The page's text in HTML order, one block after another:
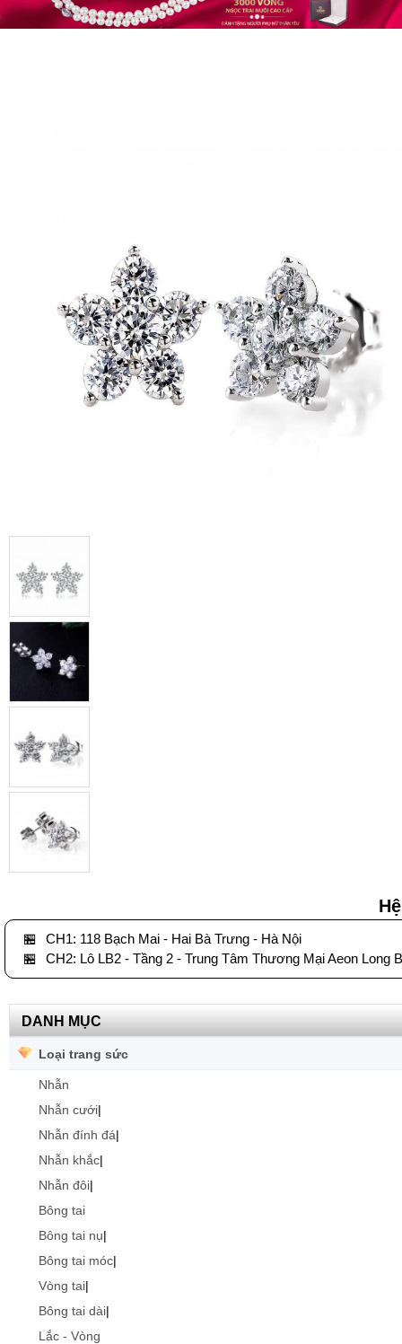
🏪
CH1: 118 Bạch Mai - Hai Bà Trưng - Hà Nội
🏪
CH2: Lô LB2 - Tầng 2 - Trung Tâm Thương Mại Aeon Long
DANH MỤC
Loại trang sức
Nhẫn
Nhẫn cưới|
Nhẫn đính đá|
Nhẫn khắc|
Nhẫn đôi|
Bông tai
Bông tai nụ|
Bông tai móc|
Vòng tai|
Bông tai dài|
Lắc - Vòng